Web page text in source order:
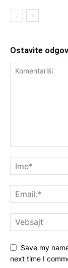
Ostavite
Save my
next time I